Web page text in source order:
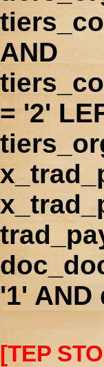
AND
= '2'
'1'
[TEP